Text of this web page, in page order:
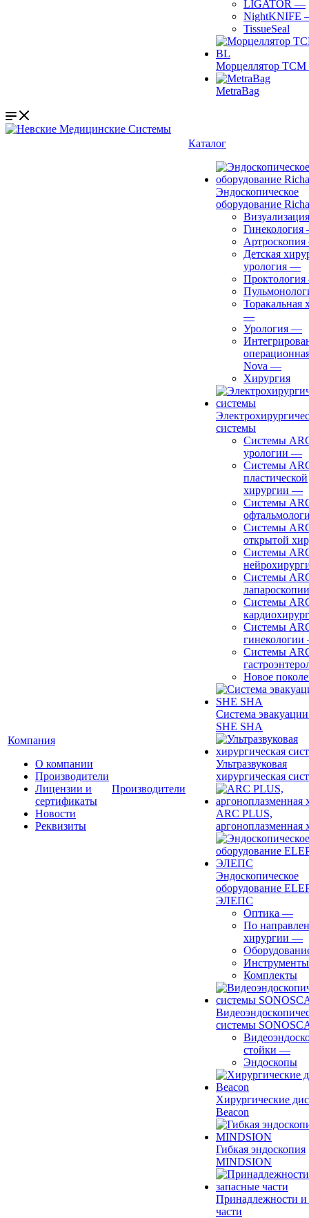
LIGATOR —
NightKNIFE
TissueSeal
Морцеллятор ТСМ
MetraBag
Компания
О компании
Производители
Лицензии и
сертификаты
Новости
Реквизиты
Производители
Каталог
Эндоскопическое
оборудование
Визуализация
Гинекология
Артроскопия
Детская
урология —
Проктология
Торакальная
—
Урология —
Nova —
Хирургия
системы
Системы
урологии —
Системы
пластической
хирургии —
Системы
Системы
открытой
Системы
Системы
лапароскопии
Системы
Системы
гинекологии
Системы
Новое
Система
SHE SHA
Ультразвуковая
хирургическая
ARC PLUS,
аргоноплазменная
Эндоскопическое
оборудование
ЭЛЕПС
Оптика —
По
хирургии —
Инструменты
Комплекты
системы
стойки —
Эндоскопы
Хирургические
Beacon
Гибкая эндоскопия
MINDSION
Принадлежности и
части